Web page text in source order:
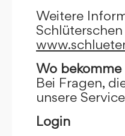
Weitere
Wo bekomme
Bei Fragen,
unsere
Login